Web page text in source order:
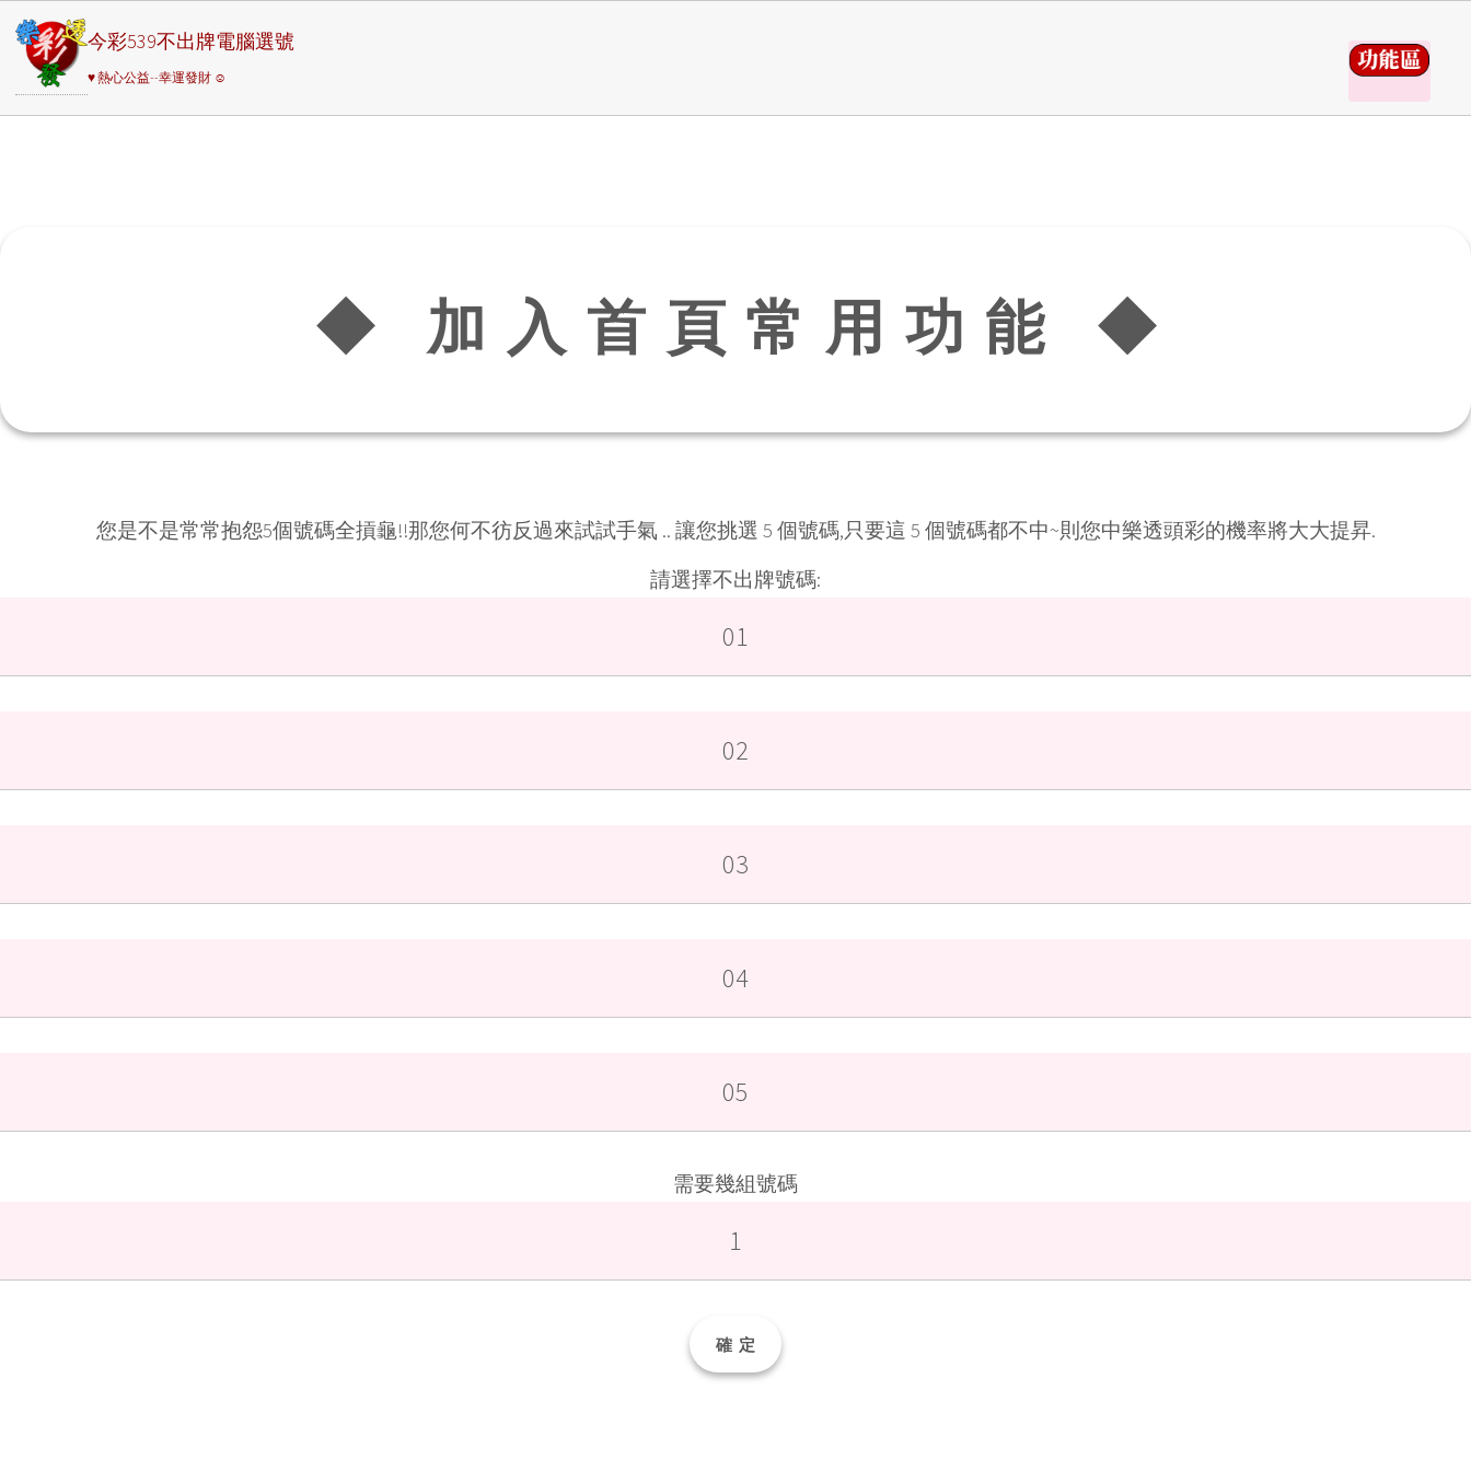
今彩539不出牌電腦選號
♥ 熱心公益--幸運發財 ☺
◆ 加入首頁常用功能 ◆
您是不是常常抱怨5個號碼全摃龜!!那您何不彷反過來試試手氣 .. 讓您挑選 5 個號碼,只要這 5 個號碼都不中~則您中樂透頭彩的機率將大大提昇.
請選擇不出牌號碼:
需要幾組號碼